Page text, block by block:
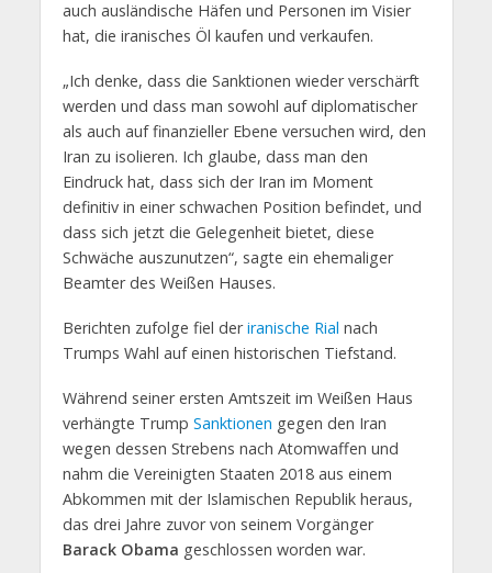
auch ausländische Häfen und Personen im Visier
hat, die iranisches Öl kaufen und verkaufen.
„Ich denke, dass die Sanktionen wieder verschärft
werden und dass man sowohl auf diplomatischer
als auch auf finanzieller Ebene versuchen wird, den
Iran zu isolieren. Ich glaube, dass man den
Eindruck hat, dass sich der Iran im Moment
definitiv in einer schwachen Position befindet, und
dass sich jetzt die Gelegenheit bietet, diese
Schwäche auszunutzen“, sagte ein ehemaliger
Beamter des Weißen Hauses.
Berichten zufolge fiel deriranische Rial nach
Trumps Wahl auf einen historischen Tiefstand.
Während seiner ersten Amtszeit im Weißen Haus
verhängte Trump Sanktionen gegen den Iran
wegen dessen Strebens nach Atomwaffen und
nahm die Vereinigten Staaten 2018 aus einem
Abkommen mit der Islamischen Republik heraus,
das drei Jahre zuvor von seinem Vorgänger
Barack Obama geschlossen worden war.